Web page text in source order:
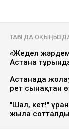
Видеодан алынған